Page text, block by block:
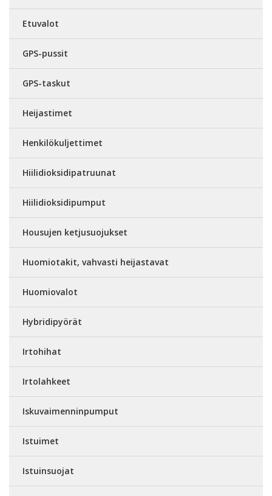
Etuvalot
GPS-pussit
GPS-taskut
Heijastimet
Henkilökuljettimet
Hiilidioksidipatruunat
Hiilidioksidipumput
Housujen ketjusuojukset
Huomiotakit, vahvasti heijastavat
Huomiovalot
Hybridipyörät
Irtohihat
Irtolahkeet
Iskuvaimenninpumput
Istuimet
Istuinsuojat